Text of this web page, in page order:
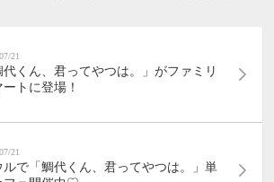
21
代くん、君ってやつは。」がファミリ
ートに登場！
21
ルで「鯛代くん、君ってやつは。」単